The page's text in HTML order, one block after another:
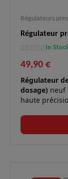
Régulateurs
Régulateur
In
49,90 €
Régulateur
dosage) neuf
haute
pression sur
moteurs 2.0